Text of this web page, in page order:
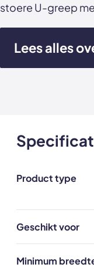
stoere U-greep
Lees alles
Product type
Geschikt voor
Minimum